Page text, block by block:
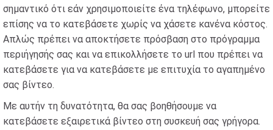
σημαντικό ότι εάν χρησιμοποιείτε ένα τηλέφωνο, μπορείτε
επίσης να το κατεβάσετε χωρίς να χάσετε κανένα κόστος.
Απλώς πρέπει να αποκτήσετε πρόσβαση στο πρόγραμμα
περιήγησής σας και να επικολλήσετε το url που πρέπει να
κατεβάσετε για να κατεβάσετε με επιτυχία το αγαπημένο
σας βίντεο.
Με αυτήν τη δυνατότητα, θα σας βοηθήσουμε να
κατεβάσετε εξαιρετικά βίντεο στη συσκευή σας γρήγορα.